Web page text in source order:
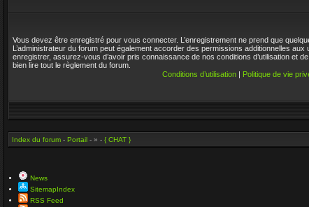
Vous devez être enregistré pour vous connecter. L’enregistrement ne prend que
L’administrateur du forum peut également accorder des permissions additionnelles
enregistrer, assurez-vous d’avoir pris connaissance de nos conditions d’utilisation et
bien lire tout le règlement du forum.
Conditions d’utilisation | Politique de vie
Index du forum - Portail - » - { CHAT }
News
SitemapIndex
RSS Feed